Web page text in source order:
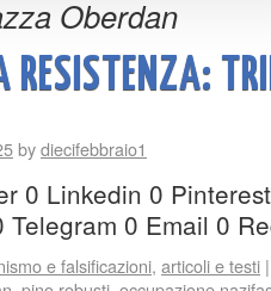
Oberdan
RESISTENZA:
bydiecifebbraio1
0 Linkedin 0
Telegram 0 Email 0
e falsificazioni, articoli e testi |